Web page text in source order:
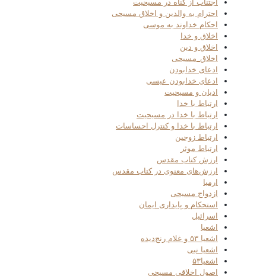
اجتناب از گناه در مسیحیت
احترام به والدین و اخلاق مسیحی
احکام خداوند به موسی
اخلاق و خدا
اخلاق و دین
اخلاق_مسیحی
ادعای خدابودن
ادعای خدابودن عیسی
ادیان و مسیحیت
ارتباط با خدا
ارتباط با خدا در مسیحیت
ارتباط با خدا و کنترل احساسات
ارتباط زوجین
ارتباط موثر
ارزش کتاب مقدس
ارزش‌های معنوی در کتاب مقدس
ارمیا
ازدواج مسیحی
استحکام و پایداری ایمان
اسرائیل
اشعیا
اشعیا ۵۳ و غلام رنج‌دیده
اشعیا نبی
اشعیا۵۳
اصول اخلاقی مسیحی